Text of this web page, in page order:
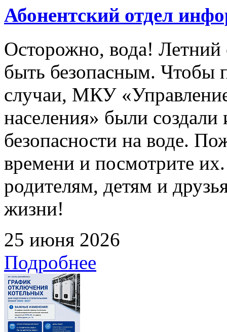
Абонентский отдел
Осторожно, вода! Летний
быть безопасным. Чтобы
случаи, МКУ
населения» были
безопасности на воде.
времени и посмотрите
родителям, детям и
жизни!
25 июня 2026
Подробнее